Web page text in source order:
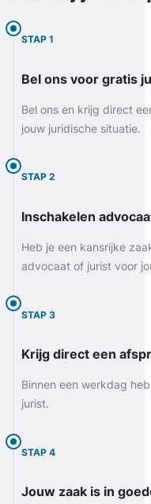
STAP 1
Bel ons voor gratis
Bel ons en krijg direct
jouw juridische situatie.
STAP 2
Inschakelen
Heb je een kansrijke
advocaat of jurist voor
STAP 3
Krijg direct een
Binnen een werkdag
jurist.
STAP 4
Jouw zaak is in